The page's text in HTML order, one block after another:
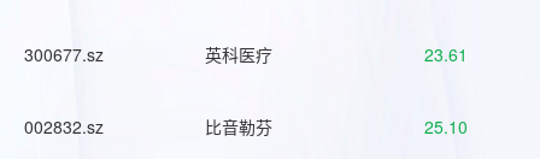
300677.sz 英科医疗 23.61
002832.sz 比音勒芬 25.10